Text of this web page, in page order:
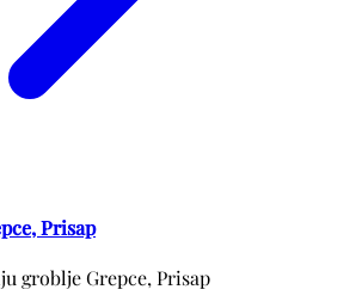
Prisap
groblje Grepce, Prisap